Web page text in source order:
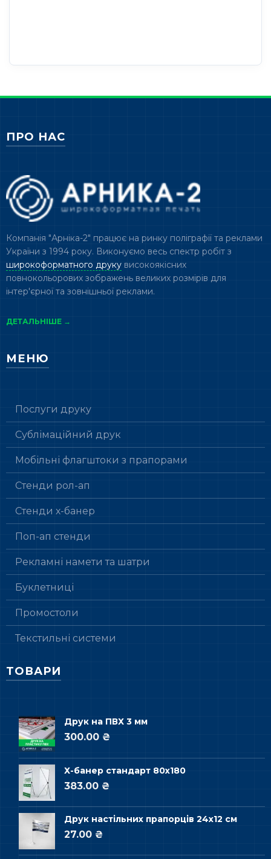
ПРО НАС
Компанія "Арніка-2" працює на ринку поліграфії та реклами
України з 1994 року. Виконуємо весь спектр робіт з
широкоформатного друкувисокоякісних
повнокольорових зображень великих розмірів для
інтер'єрної та зовнішньої реклами.
ДЕТАЛЬНІШЕ →
МЕНЮ
Послуги друку
Сублімаційний друк
Мобільні флагштоки з прапорами
Стенди рол-ап
Стенди х-банер
Поп-ап стенди
Рекламні намети та шатри
Буклетниці
Промостоли
Текстильні системи
ТОВАРИ
Друк на ПВХ 3 мм
300.00 ₴
Х-банер стандарт 80х180
383.00 ₴
Друк настільних прапорців 24х12 см
27.00 ₴